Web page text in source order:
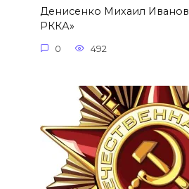
Денисенко Михаил
РККА»
0 492